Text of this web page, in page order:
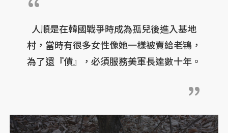
人順是在韓國戰爭時成為孤兒後進入基地
村，當時有很多女性像她一樣被賣給老鴇，
為了還『債』，必須服務美軍長達數十年。